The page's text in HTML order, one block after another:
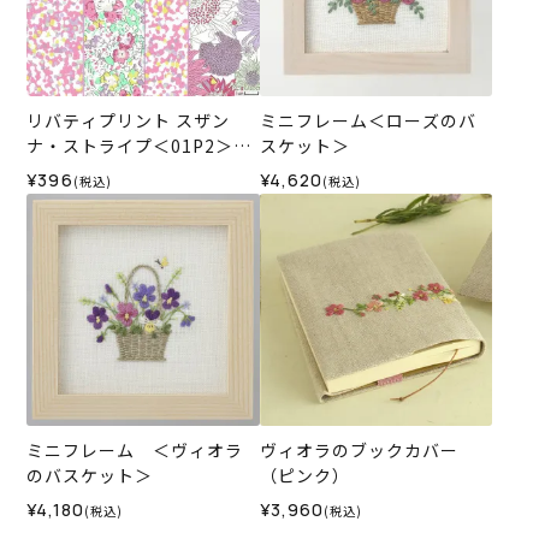
リバティプリント スザン
ナ・ストライプ＜01P2＞生
地 ★復刻色 （ホビーラホビ
ーレオリジナル）2025SS
¥396 (税込)
ミニフレーム＜ローズのバ
スケット＞
¥4,620 (税込)
ミニフレーム ＜ヴィオラ
のバスケット＞
¥4,180 (税込)
ヴィオラのブックカバー
（ピンク）
¥3,960 (税込)